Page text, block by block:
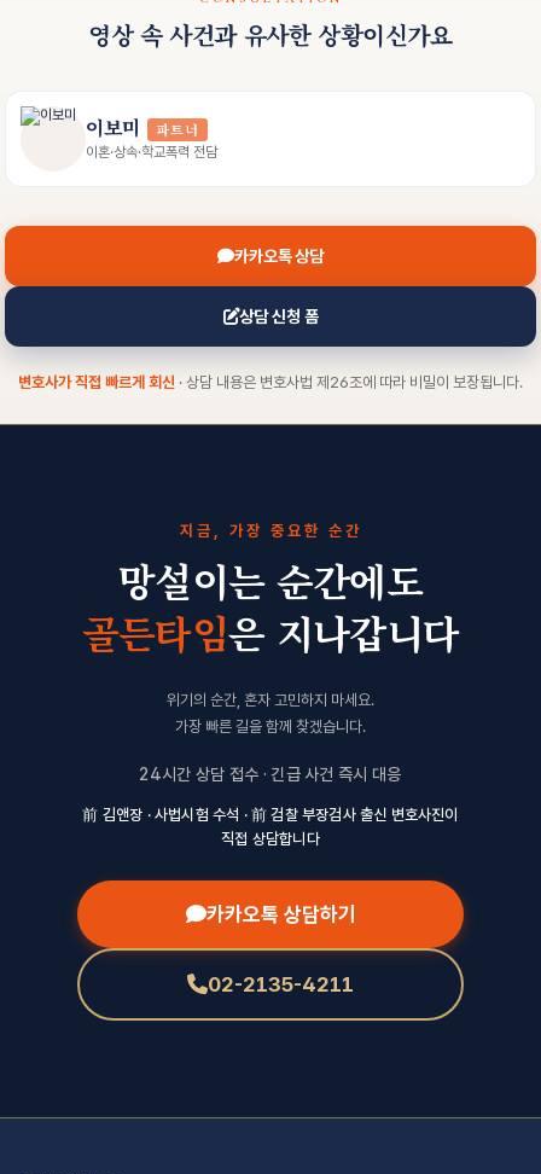
영상 속 사건과 유사한 상황이신가요
이보미 파트너
이혼·상속·학교폭력 전담
카카오톡 상담
상담 신청 폼
변호사가 직접 빠르게 회신 · 상담 내용은 변호사법 제26조에 따라 비밀이 보장됩니다.
지금, 가장 중요한 순간
망설이는 순간에도
골든타임은 지나갑니다
위기의 순간, 혼자 고민하지 마세요.
가장 빠른 길을 함께 찾겠습니다.
24시간 상담 접수 · 긴급 사건 즉시 대응
前 김앤장 · 사법시험 수석 · 前 검찰 부장검사 출신 변호사진이
직접 상담합니다
카카오톡 상담하기
02-2135-4211